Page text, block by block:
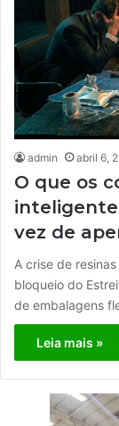
admin abril 6,
O que os
vez de
A crise de
bloqueio do
de embalagens
Leia mais »